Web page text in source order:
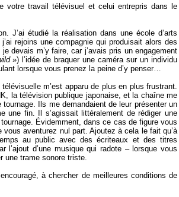
votre travail télévisuel et celui entrepris dans le
J’ai étudié la réalisation dans une école d’arts
rejoins une compagnie qui produisait alors des
devais m’y faire, car j’avais pris un engagement
») l’idée de braquer une caméra sur un individu
lorsque vous prenez la peine d’y penser…
m’est apparu de plus en plus frustrant.
la télévision publique japonaise, et la chaîne me
Ils me demandaient de leur présenter un
une fin. Il s’agissait littéralement de rédiger une
Évidemment, dans ce cas de figure vous
aventurez nul part. Ajoutez à cela le fait qu’à
au public avec des écriteaux et des titres
l’ajout d’une musique qui radote – lorsque vous
une trame sonore triste.
à chercher de meilleures conditions de